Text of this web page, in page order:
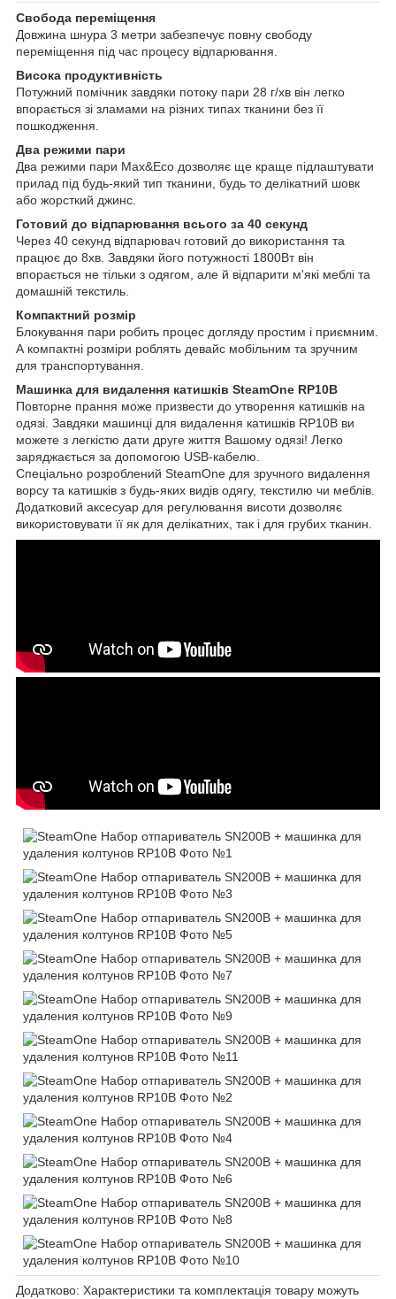
Свобода переміщення
Довжина шнура 3 метри забезпечує повну свободу
переміщення під час процесу відпарювання.
Висока продуктивність
Потужний помічник завдяки потоку пари 28 г/хв він легко
впорається зі зламами на різних типах тканини без її
пошкодження.
Два режими пари
Два режими пари Max&Eco дозволяє ще краще підлаштувати
прилад під будь-який тип тканини, будь то делікатний шовк
або жорсткий джинс.
Готовий до відпарювання всього за 40 секунд
Через 40 секунд відпарювач готовий до використання та
працює до 8хв. Завдяки його потужності 1800Вт він
впорається не тільки з одягом, але й відпарити м'які меблі та
домашній текстиль.
Компактний розмір
Блокування пари робить процес догляду простим і приємним.
А компактні розміри роблять девайс мобільним та зручним
для транспортування.
Машинка для видалення катишків SteamOne RP10B
Повторне прання може призвести до утворення катишків на
одязі. Завдяки машинці для видалення катишків RP10B ви
можете з легкістю дати друге життя Вашому одязі! Легко
заряджається за допомогою USB-кабелю.
Спеціально розроблений SteamOne для зручного видалення
ворсу та катишків з будь-яких видів одягу, текстилю чи меблів.
Додатковий аксесуар для регулювання висоти дозволяє
використовувати її як для делікатних, так і для грубих тканин.
Додатково: Характеристики та комплектація товару можуть